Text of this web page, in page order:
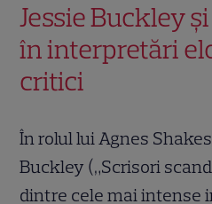
Jessie Buckley
în interpretări
critici
În rolul lui Agnes
Buckley („Scrisori
dintre cele mai intense